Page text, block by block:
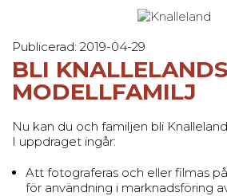
Publicerad: 2019-04-29
BLI KNALLELANDS
MODELLFAMILJ
Nu kan du och familjen bli
I uppdraget ingår:
Att fotograferas och eller filmas
för användning i marknadsföring